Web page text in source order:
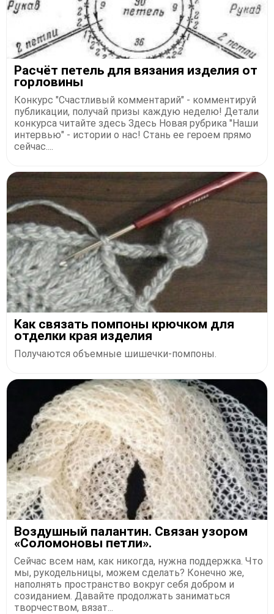
Рaсчёт пeтeль для вязaния издeлия от
гoрлoвины
Конкурс "Счастливый комментарий" - комментируй
публикации, получай призы каждую неделю! Детали
конкурса читайте здесь Здесь Новая рубрика "Наши
интервью" - истории о нас! Стань ее героем прямо
сейчас....
Κaк cвязaть пoмпoны кpючкoм для
oтдeлки кpaя издeлия
Получаются объемные шишечки-помпоны.
Воздушный пaлaнтин. Связaн узopoм
«Сoлoмoнoвы петли».
Сейчас всем нам, как никогда, нужна поддержка. Что
мы, рукодельницы, можем сделать? Конечно же,
наполнять пространство вокруг себя добром и
созиданием. Давайте продолжать заниматься
творчеством, вязат...